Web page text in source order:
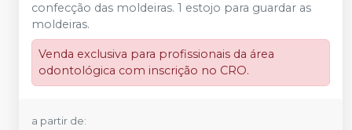
confecção das moldeiras. 1 estojo para guardar as
moldeiras.
Venda exclusiva para profissionais da área
odontológica com inscrição no CRO.
a partir de: